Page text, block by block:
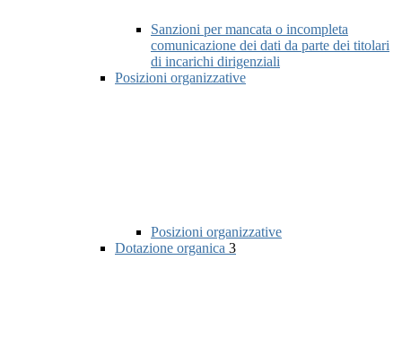
Sanzioni per mancata o incompleta
comunicazione dei dati da parte dei titolari
di incarichi dirigenziali
Posizioni organizzative
Posizioni organizzative
Dotazione organica 3